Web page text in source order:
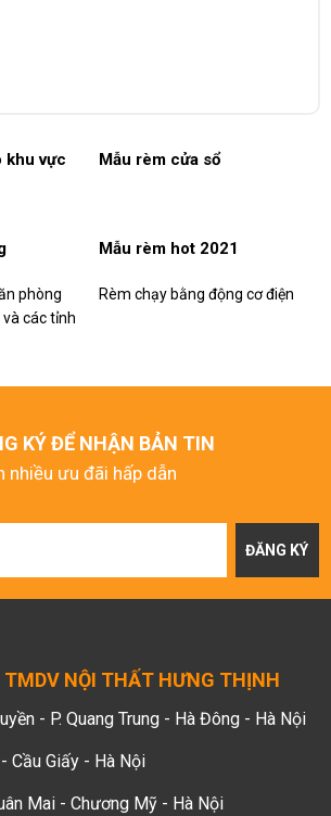
khu vực Mẫu rèm cửa sổ
phòng
và các tỉnh
Mẫu rèm hot 2021
Rèm chạy bằng động cơ điện
KÝ ĐỂ NHẬN BẢN TIN
nhiều ưu đãi hấp dẫn
ĐĂNG KÝ
NỘI THẤT HƯNG THỊNH
- P. Quang Trung - Hà Đông - Hà Nội
Cầu Giấy - Hà Nội
Mai - Chương Mỹ - Hà Nội